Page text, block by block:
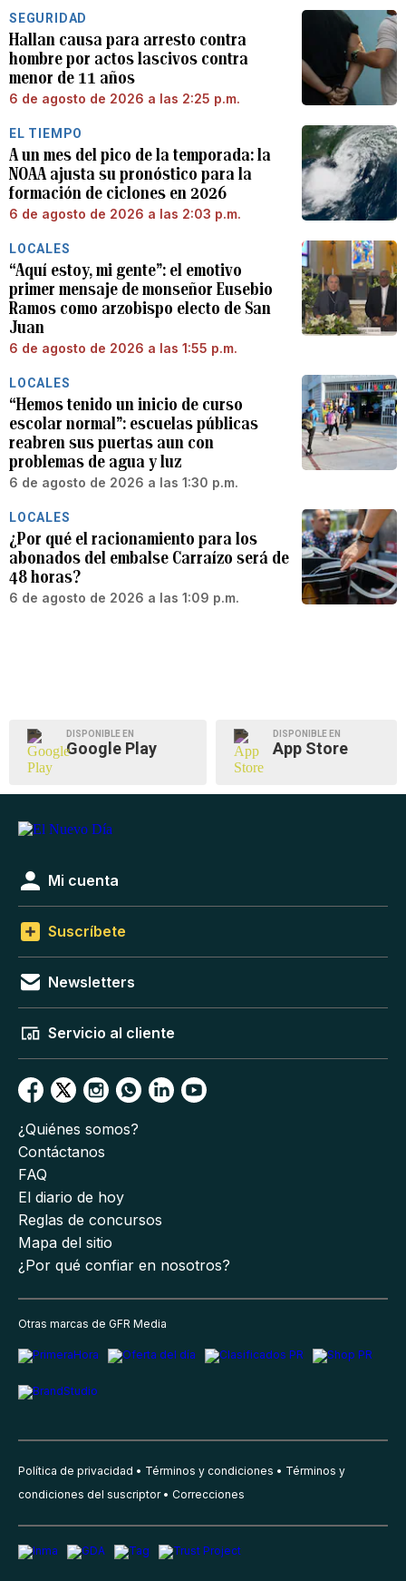
SEGURIDAD
Hallan causa para arresto contra
hombre por actos lascivos contra
menor de 11 años
6 de agosto de 2026 a las 2:25 p.m.
EL TIEMPO
A un mes del pico de la temporada: la
NOAA ajusta su pronóstico para la
formación de ciclones en 2026
6 de agosto de 2026 a las 2:03 p.m.
LOCALES
“Aquí estoy, mi gente”: el emotivo
primer mensaje de monseñor Eusebio
Ramos como arzobispo electo de San
Juan
6 de agosto de 2026 a las 1:55 p.m.
LOCALES
“Hemos tenido un inicio de curso
escolar normal”: escuelas públicas
reabren sus puertas aun con
problemas de agua y luz
6 de agosto de 2026 a las 1:30 p.m.
LOCALES
¿Por qué el racionamiento para los
abonados del embalse Carraízo será de
48 horas?
6 de agosto de 2026 a las 1:09 p.m.
DISPONIBLE EN
Google Play
DISPONIBLE EN
App Store
Mi cuenta
Suscríbete
Newsletters
Servicio al cliente
¿Quiénes somos?
Contáctanos
FAQ
El diario de hoy
Reglas de concursos
Mapa del sitio
¿Por qué confiar en nosotros?
Otras marcas de GFR Media
Política de privacidad Términos y condiciones
Términos y
condiciones del suscriptor
Correcciones